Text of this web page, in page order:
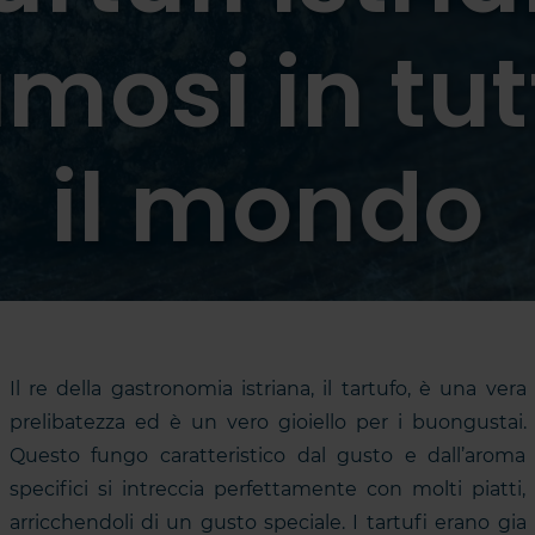
in
il mondo
Il re della gastronomia istriana, il tartufo, è una vera
prelibatezza ed è un vero gioiello per i buongustai.
Questo fungo caratteristico dal gusto e dall’aroma
specifici si intreccia perfettamente con molti piatti,
arricchendoli di un gusto speciale. I tartufi erano gia